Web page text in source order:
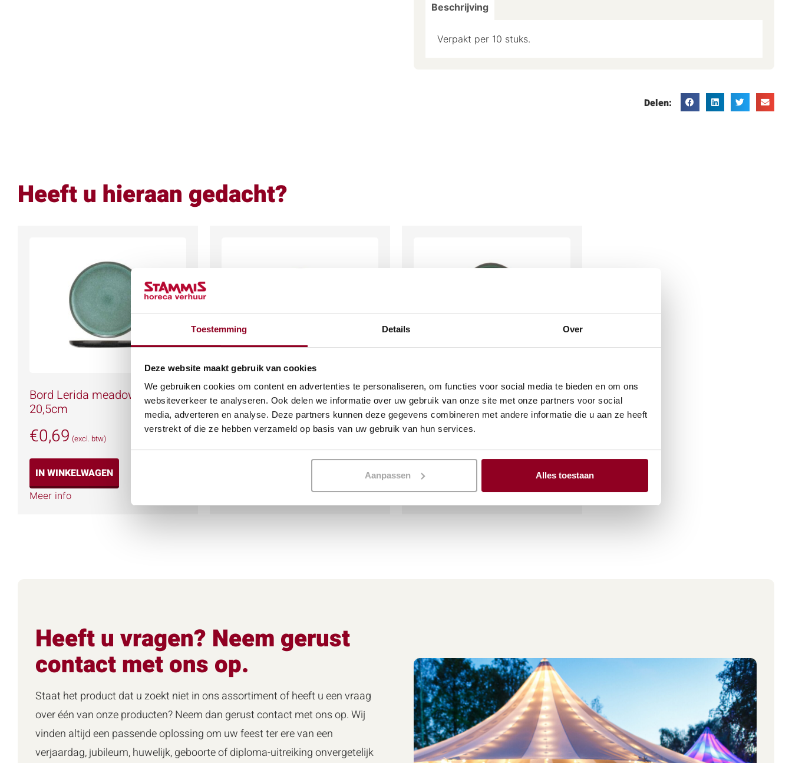
Toestemming Details Over
Deze website maakt gebruik van cookies
We gebruiken cookies om content en advertenties te personaliseren, om functies voor social media te bieden en om ons
websiteverkeer te analyseren. Ook delen we informatie over uw gebruik van onze site met onze partners voor social
media, adverteren en analyse. Deze partners kunnen deze gegevens combineren met andere informatie die u aan ze heeft
verstrekt of die ze hebben verzameld op basis van uw gebruik van hun services.
Aanpassen Alles toestaan
Beschrijving
Verpakt per 10 stuks.
Delen:
Heeft u hieraan gedacht?
Bord Lerida meadow rond
20,5cm
€0,69 (excl. btw)
IN WINKELWAGEN
Meer info
Diep Bord Lerida meadow
rond 23,5cm
€0,87
Schaaltje Lerida meadow
D11xH4,1cm 22cl
€0,57
IN WINKELWAGEN
Meer info
Heeft u vragen? Neem gerust
contact met ons op.
Staat het product dat u zoekt niet in ons assortiment of heeft u een vraag
over één van onze producten? Neem dan gerust contact met ons op. Wij
vinden altijd een passende oplossing om uw feest ter ere van een
verjaardag, jubileum, huwelijk, geboorte of diploma-uitreiking onvergetelijk